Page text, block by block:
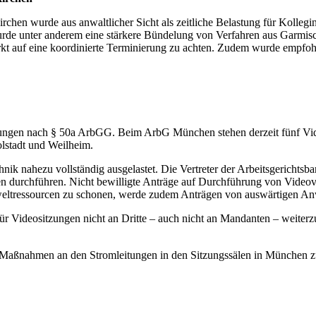
wurde aus anwaltlicher Sicht als zeitliche Belastung für
unter anderem eine stärkere Bündelung von Verfahren aus
auf eine koordinierte Terminierung zu achten. Zudem wurde
nach § 50a ArbGG. Beim ArbG München stehen derzeit fünf
und Weilheim.
nahezu vollständig ausgelastet. Die Vertreter der
durchführen. Nicht bewilligte Anträge auf Durchführung von
zu schonen, werde zudem Anträgen von auswärtigen
nicht an Dritte – auch nicht an Mandanten –
an den Stromleitungen in den Sitzungssälen in